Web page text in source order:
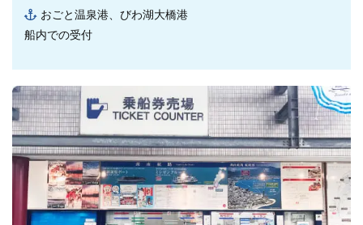
おごと温泉港、びわ湖大橋港
船内での受付